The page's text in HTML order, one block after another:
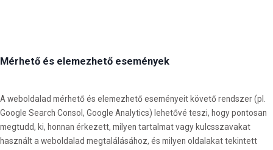
Mérhető és elemezhető események
A weboldalad mérhető és elemezhető eseményeit követő rendszer (pl.
Google Search Consol, Google Analytics) lehetővé teszi, hogy pontosan
megtudd, ki, honnan érkezett, milyen tartalmat vagy kulcsszavakat
használt a weboldalad megtalálásához, és milyen oldalakat tekintett